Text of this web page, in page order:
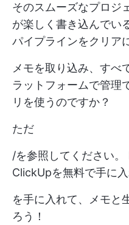
そのスムーズなプロジ
が楽しく書き込んでい
パイプラインをクリア
メモを取り込み、すべ
ラットフォームで管理
リを使うのですか？
ただ
/を参照してください。
ClickUpを無料で手に
を手に入れて、メモと
ろう！